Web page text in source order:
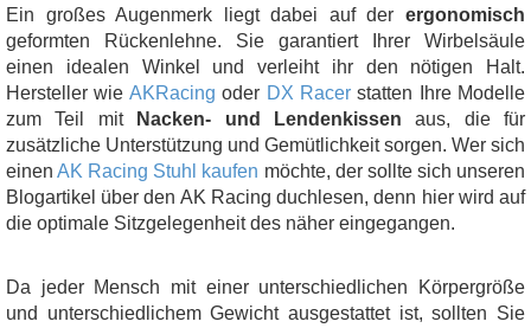
Ein großes Augenmerk liegt dabei auf der ergonomisch
geformten Rückenlehne. Sie garantiert Ihrer Wirbelsäule
einen idealen Winkel und verleiht ihr den nötigen Halt.
Hersteller wie AKRacing oder DX Racerstatten Ihre Modelle
zum Teil mit
Nacken- und Lendenkissen aus, die für
zusätzliche Unterstützung und Gemütlichkeit sorgen. Wer sich
einenAK Racing Stuhl kaufen möchte, der sollte sich unseren
Blogartikel über den AK Racing duchlesen, denn hier wird auf
die optimale Sitzgelegenheit des näher eingegangen.
Da jeder Mensch mit einer unterschiedlichen Körpergröße
und unterschiedlichem Gewicht ausgestattet ist, sollten Sie